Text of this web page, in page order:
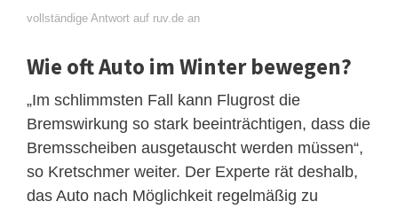
vollständige Antwort auf ruv.de an
Wie oft Auto im Winter bewegen?
„Im schlimmsten Fall kann Flugrost die
Bremswirkung so stark beeinträchtigen, dass die
Bremsscheiben ausgetauscht werden müssen“,
so Kretschmer weiter. Der Experte rät deshalb,
das Auto nach Möglichkeit regelmäßig zu